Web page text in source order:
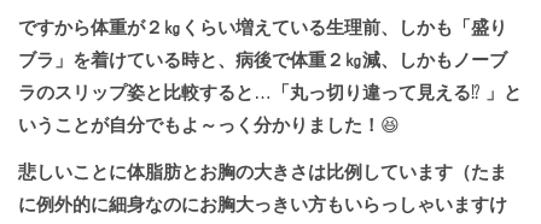
ですから体重が２㎏くらい増えている生理前、しかも「盛り
ブラ」を着けている時と、病後で体重２㎏減、しかもノーブ
ラのスリップ姿と比較すると … 「丸っ切り違って見える⁉️ 」と
いうことが自分でもよ～っく分かりました！ 😆
悲しいことに体脂肪とお胸の大きさは比例しています（たま
に例外的に細身なのにお胸大っきい方もいらっしゃいますけ